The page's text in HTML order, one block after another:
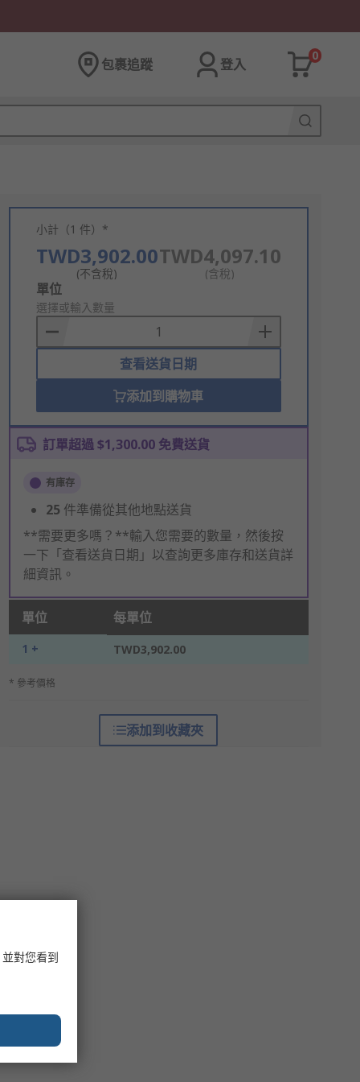
包裹追蹤 登入
0
小計（1 件）*
TWD3,902.00
(不含稅)
TWD4,097.10
(含稅)
Add
to
Basket
單位
選擇或輸入數量
查看送貨日期
添加到購物車
訂單超過 $1,300.00 免費送貨
有庫存
25 件準備從其他地點送貨
**需要更多嗎？**輸入您需要的數量，然後按
一下「查看送貨日期」以查詢更多庫存和送貨詳
細資訊。
單位 每單位
1 + TWD3,902.00
* 參考價格
添加到收藏夾
對您看到